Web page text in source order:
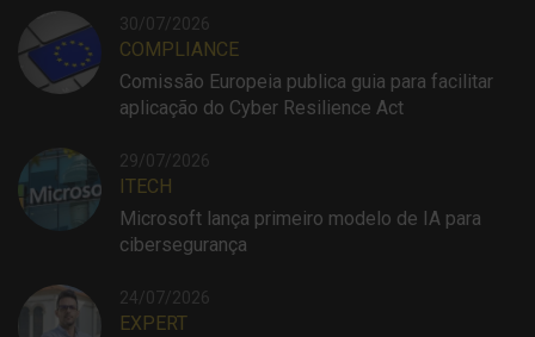
30/07/2026
COMPLIANCE
Comissão Europeia publica guia para facilitar
aplicação do Cyber Resilience Act
29/07/2026
ITECH
Microsoft lança primeiro modelo de IA para
cibersegurança
24/07/2026
EXPERT